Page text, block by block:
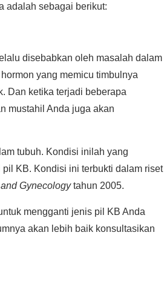
adalah sebagai berikut:
disebabkan oleh masalah dalam
yang memicu timbulnya
Dan ketika terjadi beberapa
mustahil Anda juga akan
tubuh. Kondisi inilah yang
KB. Kondisi ini terbukti dalam riset
Gynecologytahun 2005.
mengganti jenis pil KB Anda
akan lebih baik konsultasikan